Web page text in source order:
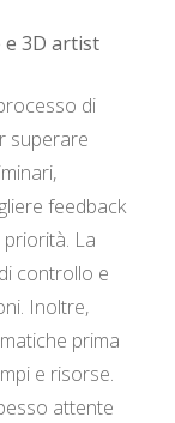
3D artist
di
superare
feedback
La
controllo e
Inoltre,
prima
e risorse.
attente